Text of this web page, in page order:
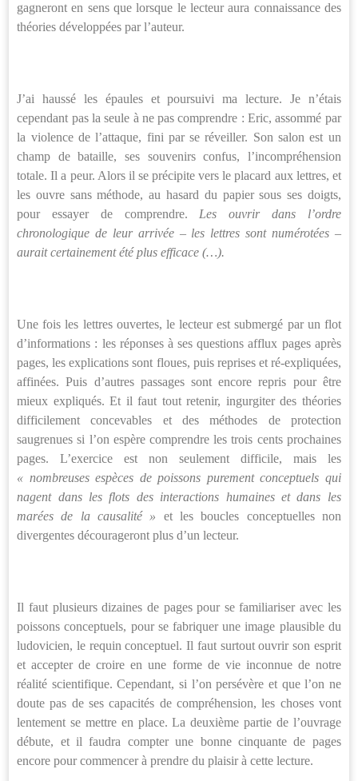
gagneront en sens que lorsque le lecteur aura connaissance des
théories développées par l’auteur.
J’ai haussé les épaules et poursuivi ma lecture. Je n’étais
cependant pas la seule à ne pas comprendre : Eric, assommé par
la violence de l’attaque, fini par se réveiller. Son salon est un
champ de bataille, ses souvenirs confus, l’incompréhension
totale. Il a peur. Alors il se précipite vers le placard aux lettres, et
les ouvre sans méthode, au hasard du papier sous ses doigts,
pour essayer de comprendre. Les ouvrir dans l’ordre
chronologique de leur arrivée – les lettres sont numérotées –
aurait certainement été plus efficace (…).
Une fois les lettres ouvertes, le lecteur est submergé par un flot
d’informations : les réponses à ses questions afflux pages après
pages, les explications sont floues, puis reprises et ré-expliquées,
affinées. Puis d’autres passages sont encore repris pour être
mieux expliqués. Et il faut tout retenir, ingurgiter des théories
difficilement concevables et des méthodes de protection
saugrenues si l’on espère comprendre les trois cents prochaines
pages. L’exercice est non seulement difficile, mais les
« nombreuses espèces de poissons purement conceptuels qui
nagent dans les flots des interactions humaines et dans les
marées de la causalité » et les boucles conceptuelles non
divergentes décourageront plus d’un lecteur.
Il faut plusieurs dizaines de pages pour se familiariser avec les
poissons conceptuels, pour se fabriquer une image plausible du
ludovicien, le requin conceptuel. Il faut surtout ouvrir son esprit
et accepter de croire en une forme de vie inconnue de notre
réalité scientifique. Cependant, si l’on persévère et que l’on ne
doute pas de ses capacités de compréhension, les choses vont
lentement se mettre en place. La deuxième partie de l’ouvrage
débute, et il faudra compter une bonne cinquante de pages
encore pour commencer à prendre du plaisir à cette lecture.